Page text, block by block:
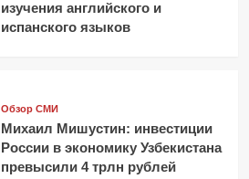
изучения английского и
испанского языков
Обзор СМИ
Михаил Мишустин: инвестиции
России в экономику Узбекистана
превысили 4 трлн рублей